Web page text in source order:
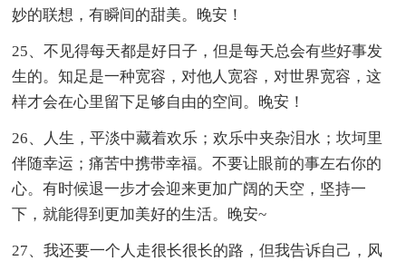
妙的联想，有瞬间的甜美。晚安！
25、不见得每天都是好日子，但是每天总会有些好事发
生的。知足是一种宽容，对他人宽容，对世界宽容，这
样才会在心里留下足够自由的空间。晚安！
26、人生，平淡中藏着欢乐；欢乐中夹杂泪水；坎坷里
伴随幸运；痛苦中携带幸福。不要让眼前的事左右你的
心。有时候退一步才会迎来更加广阔的天空，坚持一
下，就能得到更加美好的生活。晚安~
27、我还要一个人走很长很长的路，但我告诉自己，风